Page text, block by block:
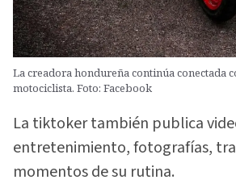
La creadora hondureña continúa conectada
motociclista. Foto: Facebook
La tiktoker también publica
entretenimiento, fotografías,
momentos de su rutina.